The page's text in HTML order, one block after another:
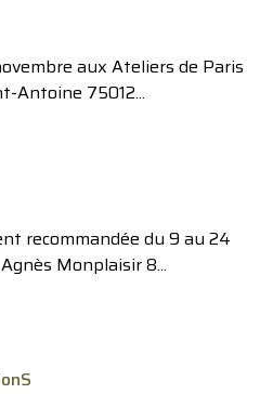
aux Ateliers de Paris
Antoine 75012...
recommandée du 9 au 24
Monplaisir 8...